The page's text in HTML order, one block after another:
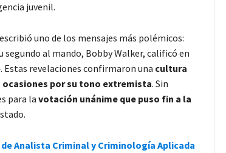
juvenil.
uno de los mensajes más polémicos:
segundo al mando, Bobby Walker, calificó en
revelaciones confirmaron una cultura
por su tono extremista. Sin
para la votación unánime que puso fin a la
Analista Criminal y Criminología Aplicada